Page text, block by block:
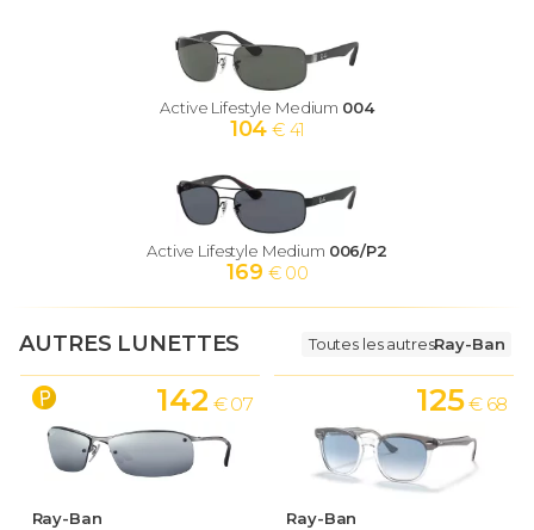
Active Lifestyle Medium 004
104 € 41
Active Lifestyle Medium 006/P2
169 € 00
AUTRES LUNETTES Toutes les autresRay-Ban
Ray-Ban
142 € 07
Ray-Ban
125 € 68